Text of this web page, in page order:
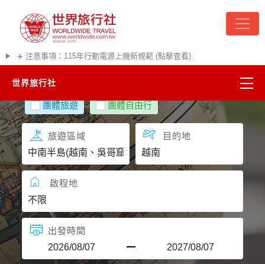
✈️ 注意事項：115年行動電源上機新規範 (點擊查看)
世界旅行社
精彩越南
熱門韓國
超夯日本
悠遊美加
遊輪河輪
團體旅遊 團體自由行
旅遊區域 目的地
啟程地
出發時間